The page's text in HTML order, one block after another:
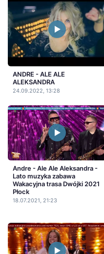
ANDRE - ALE ALE
ALEKSANDRA
24.09.2022, 13:28
Andre - Ale Ale Aleksandra -
Lato muzyka zabawa
Wakacyjna trasa Dwójki 2021
Płock
18.07.2021, 21:23